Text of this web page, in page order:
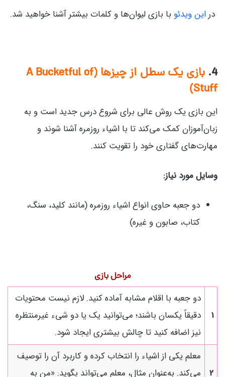
دراین ویدئو با بازی لیوان‌ها و کلمات بیشتر آشنا خواهید شد.
4. بازی
یک سطل از چیزها (A Bucketful of
Stuff)
این بازی یک روش عالی برای شروع درس جدید است و به
زبان‌آموزان کمک می‌کند تا با اشیاء روزمره آشنا شوند و
مهارت‌های گفتاری خود را تقویت کنند.
وسایل مورد نیاز:
دو جعبه حاوی انواع اشیاء روزمره (مانند کلید، سنگ،
کتاب، صابون و غیره)
مراحل بازی
1
دو جعبه با اقلام مشابه آماده کنید. لازم نیست محتویات
دقیقاً یکسان باشند؛ می‌توانید یک یا دو شیء غیرمنتظره
نیز اضافه کنید تا چالش بیشتری ایجاد شود.
2
معلم یکی از اشیاء را انتخاب کرده و کاربرد آن را توصیف
می‌کند. به‌عنوان مثال، معلم می‌تواند بگوید: «من به